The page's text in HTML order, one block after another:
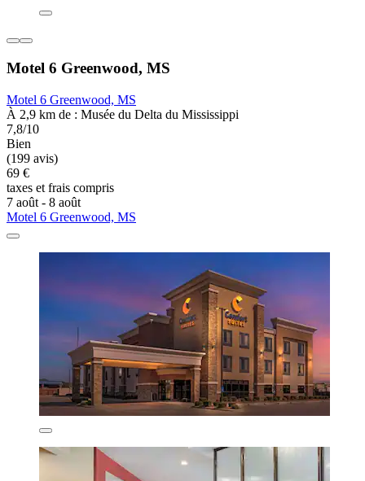
Motel 6 Greenwood, MS
Motel 6 Greenwood, MS
À 2,9 km de : Musée du Delta du Mississippi
7,8/10
Bien
(199 avis)
69 €
taxes et frais compris
7 août - 8 août
Motel 6 Greenwood, MS